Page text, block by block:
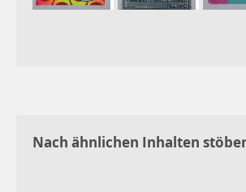
Nach ähnlichen Inhalten